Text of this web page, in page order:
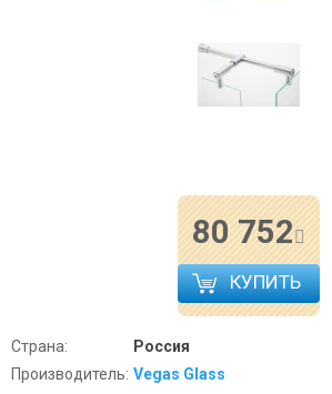
80 752
КУПИТЬ
Страна:
Россия
Производитель: Vegas Glass